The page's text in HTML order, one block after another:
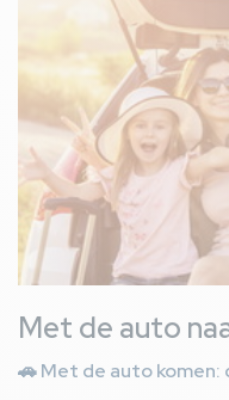
Met de auto
🚗Met de auto